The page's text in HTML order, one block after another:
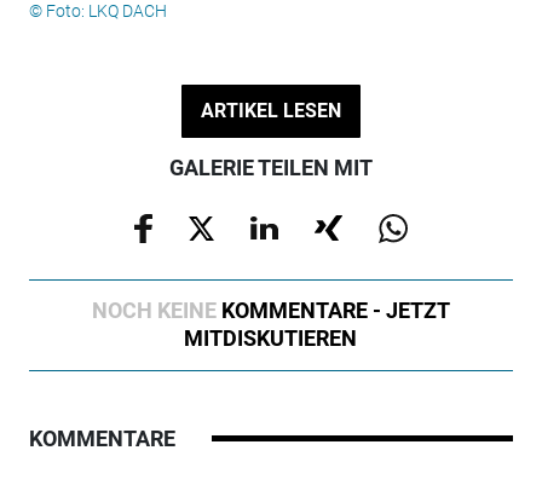
© Foto: LKQ DACH
ARTIKEL LESEN
GALERIE TEILEN MIT
NOCH KEINE KOMMENTARE - JETZT
MITDISKUTIEREN
KOMMENTARE